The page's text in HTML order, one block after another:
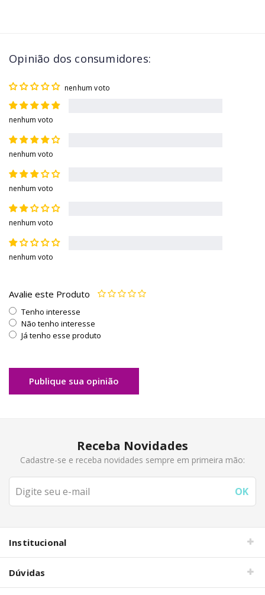
Opinião dos consumidores:
nenhum voto
nenhum voto
nenhum voto
nenhum voto
nenhum voto
nenhum voto
Avalie este Produto
Tenho interesse
Não tenho interesse
Já tenho esse produto
Publique sua opinião
Receba Novidades
Cadastre-se e receba novidades sempre em primeira mão:
Institucional
Dúvidas